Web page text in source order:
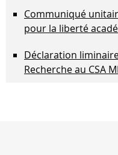
Communiqué
pour la liberté
Déclaration
Recherche au CSA